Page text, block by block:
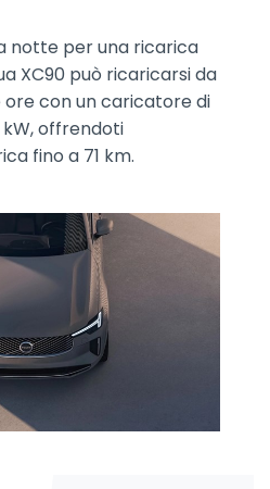
notte per una ricarica
XC90 può ricaricarsi da
ore con un caricatore di
offrendoti
fino a 71 km.